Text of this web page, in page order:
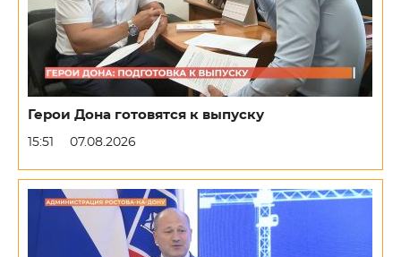
Герои Дона готовятся к выпуску
15:51 07.08.2026